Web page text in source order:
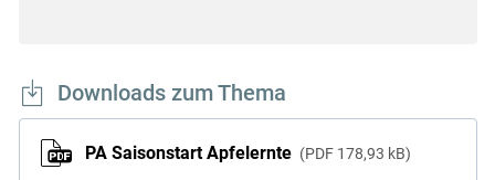
Downloads zum Thema
PA Saisonstart Apfelernte PDF 178,93 kB